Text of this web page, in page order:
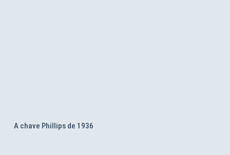
A chave Phillips de 1936